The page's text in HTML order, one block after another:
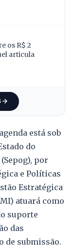
os R$ 2
articula
está sob
do
por
e Políticas
Estratégica
atuará como
suporte
das
de submissão.